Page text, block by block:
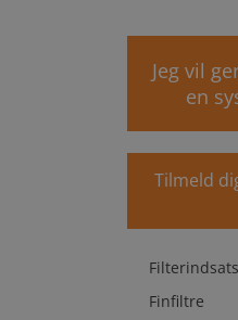
Jeg vil
en
Tilmeld
Finfiltre